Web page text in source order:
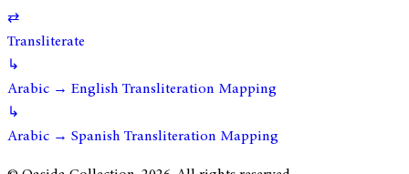
⇄
Transliterate
↳
Arabic → English Transliteration Mapping
↳
Arabic → Spanish Transliteration Mapping